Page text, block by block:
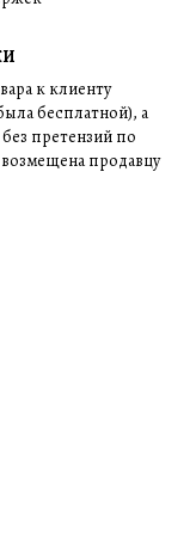
к клиенту
бесплатной), а
претензий по
возмещена продавцу